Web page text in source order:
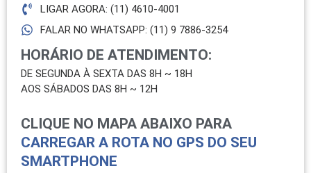
LIGAR AGORA: (11) 4610-4001
FALAR NO WHATSAPP: (11) 9 7886-3254
HORÁRIO DE ATENDIMENTO:
DE SEGUNDA À SEXTA DAS 8H ~ 18H
AOS SÁBADOS DAS 8H ~ 12H
CLIQUE NO MAPA ABAIXO PARA
CARREGAR A ROTA NO GPS DO SEU
SMARTPHONE